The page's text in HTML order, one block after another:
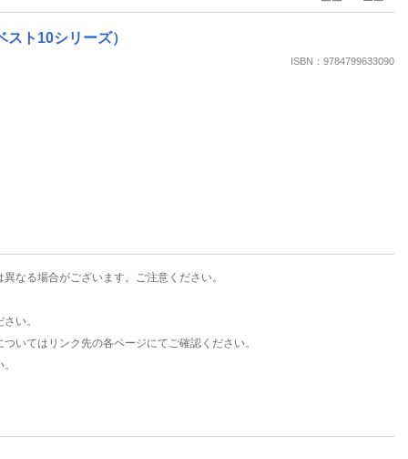
ト10シリーズ）
ISBN：9784799633090
なる場合がございます。ご注意ください。
い。
いてはリンク先の各ページにてご確認ください。